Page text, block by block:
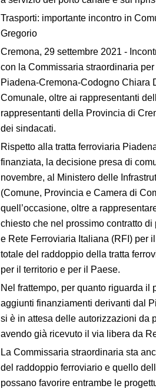
Trasporti: importante incontro in
Gregorio
Cremona, 29 settembre 2021 -
con la Commissaria straordinaria
Piadena-Cremona-Codogno Chiara
Comunale, oltre ai rappresentanti
rappresentanti della Provincia di
dei sindacati.
Rispetto alla tratta ferroviaria
finanziata, la decisione presa di
novembre, al Ministero delle
(Comune, Provincia e Camera di
quell’occasione, oltre a
chiesto che nel prossimo contratto
e Rete Ferroviaria Italiana (RFI) per
totale del raddoppio della tratta
per il territorio e per il Paese.
Nel frattempo, per quanto riguarda il
aggiunti finanziamenti derivanti dal
si è in attesa delle autorizzazioni da
avendo già ricevuto il via libera da
La Commissaria straordinaria sta
del raddoppio ferroviario e quello
possano favorire entrambe le